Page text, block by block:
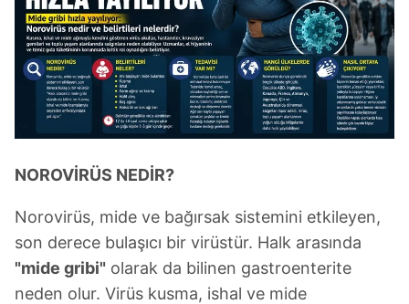
NOROVİRÜS NEDİR?
Norovirüs, mide ve bağırsak sistemini etkileyen,
son derece bulaşıcı bir virüstür. Halk arasında
"mide gribi" olarak da bilinen gastroenterite
neden olur. Virüs kusma, ishal ve mide